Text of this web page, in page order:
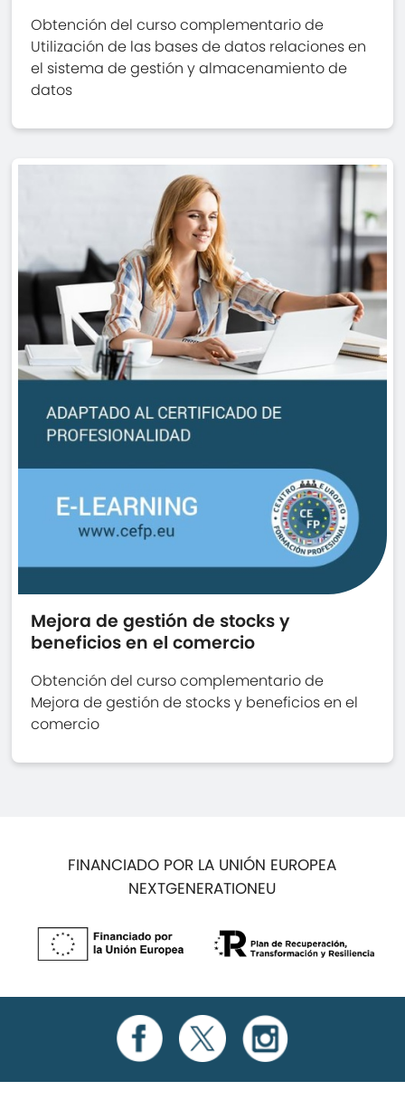
Obtención del curso complementario de
Utilización de las bases de datos relaciones en
el sistema de gestión y almacenamiento de
datos
Mejora de gestión de stocks y
beneficios en el comercio
Obtención del curso complementario de
Mejora de gestión de stocks y beneficios en el
comercio
FINANCIADO POR LA UNIÓN EUROPEA
NEXTGENERATIONEU